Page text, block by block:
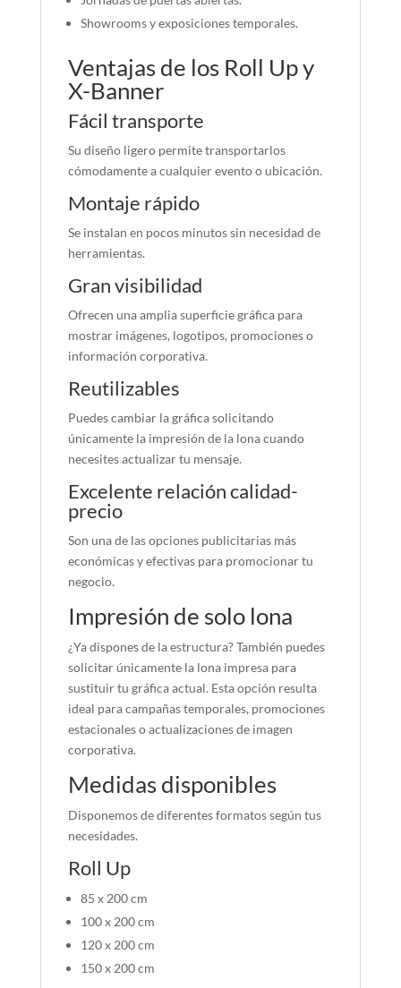
Showrooms y exposiciones temporales.
Ventajas de los Roll Up y
X-Banner
Fácil transporte
Su diseño ligero permite transportarlos
cómodamente a cualquier evento o ubicación.
Montaje rápido
Se instalan en pocos minutos sin necesidad de
herramientas.
Gran visibilidad
Ofrecen una amplia superficie gráfica para
mostrar imágenes, logotipos, promociones o
información corporativa.
Reutilizables
Puedes cambiar la gráfica solicitando
únicamente la impresión de la lona cuando
necesites actualizar tu mensaje.
Excelente relación calidad-
precio
Son una de las opciones publicitarias más
económicas y efectivas para promocionar tu
negocio.
Impresión de solo lona
¿Ya dispones de la estructura? También puedes
solicitar únicamente la lona impresa para
sustituir tu gráfica actual. Esta opción resulta
ideal para campañas temporales, promociones
estacionales o actualizaciones de imagen
corporativa.
Medidas disponibles
Disponemos de diferentes formatos según tus
necesidades.
Roll Up
85 x 200 cm
100 x 200 cm
120 x 200 cm
150 x 200 cm